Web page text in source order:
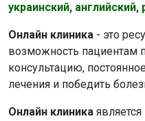
украинский, английский,
Онлайн клиника - это
возможность пациентам
консультацию,
лечения и победить
Онлайн клиника